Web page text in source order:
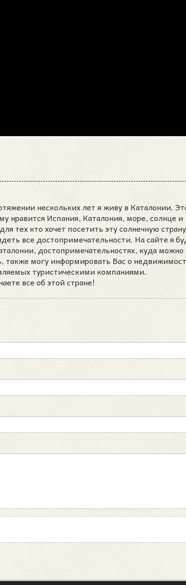
нескольких лет я живу в Каталонии.
нравится Испания, Каталония, море, солнце и
тех кто хочет посетить эту солнечную
все достопримечательности. На сайте я
достопримечательностях, куда можно
также могу информировать Вас о
туристическими компаниями.
все об этой стране!